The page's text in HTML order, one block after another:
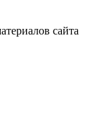
сайта